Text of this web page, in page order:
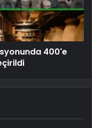
400'e